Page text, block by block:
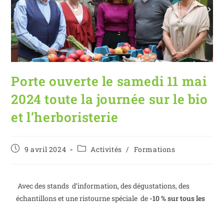
Porte ouverte le samedi 11 mai
2024 toute la journée sur le bio
et l’herboristerie
9 avril 2024 Activités / Formations
Avec des stands d’information, des dégustations, des
échantillons et une ristourne spéciale de -10 % sur tous les